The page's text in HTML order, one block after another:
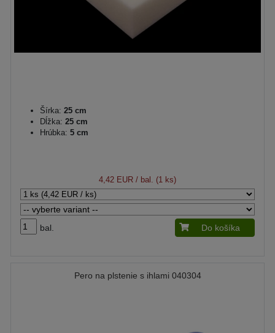
Šírka: 25 cm
Dĺžka: 25 cm
Hrúbka: 5 cm
4,42 EUR / bal. (1 ks)
bal. Do košíka
Pero na plstenie s ihlami 040304